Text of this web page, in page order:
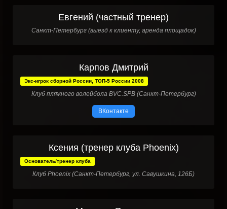
Евгений (частный тренер)
Санкт-Петербург (выезд к клиенту, аренда площадок)
Карпов Дмитрий
Экс-игрок сборной России, ТОП-5 России 2008
Клуб пляжного волейбола BVC.SPB (Санкт-Петербург)
ВКонтакте
Ксения (тренер клуба Phoenix)
Основатель/тренер клуба
Клуб Phoenix (Санкт-Петербург, ул. Савушкина, 126Б)